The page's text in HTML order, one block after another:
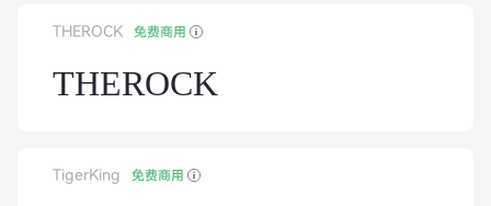
THEROCK 免费商用
THEROCK
TigerKing 免费商用